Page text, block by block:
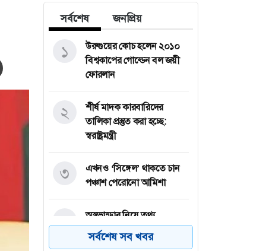
সর্বশেষ জনপ্রিয়
উরুগুয়ের কোচ হলেন ২০১০
বিশ্বকাপের গোল্ডেন বল জয়ী
ফোরলান
১
শীর্ষ মাদক কারবারিদের
তালিকা প্রস্তুত করা হচ্ছে:
স্বরাষ্ট্রমন্ত্রী
২
এখনও ‘সিঙ্গেল’ থাকতে চান
পঞ্চাশ পেরোনো আমিশা
৩
অস্ত্রভান্ডার নিয়ে তথ্য
ফাঁসকারীদের কারাদণ্ডের
হুঁশিয়ারি ট্রাম্পের
৪
সর্বশেষ সব খবর